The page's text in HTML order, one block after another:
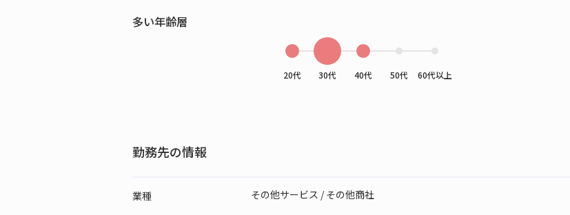
多い年齢層
20代 30代 40代 50代 60代以上
勤務先の情報
業種 その他サービス / その他商社